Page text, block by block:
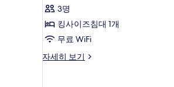
기
1
개,
롤
인
기
1
개)
3명
킹사이즈침대 1개
무료 WiFi
자세히 보기
스